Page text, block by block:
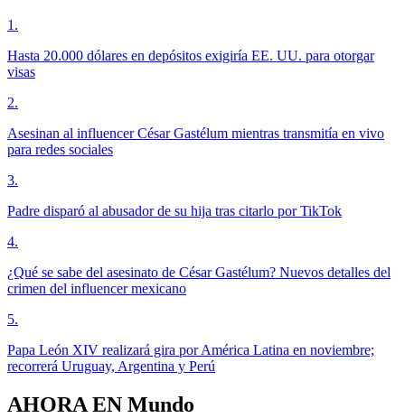
1 .
Hasta 20.000 dólares en depósitos exigiría EE. UU. para otorgar
visas
2.
Asesinan al influencer César Gastélum mientras transmitía en vivo
para redes sociales
3.
Padre disparó al abusador de su hija tras citarlo por TikTok
4.
¿Qué se sabe del asesinato de César Gastélum? Nuevos detalles del
crimen del influencer mexicano
5.
Papa León XIV realizará gira por América Latina en noviembre;
recorrerá Uruguay, Argentina y Perú
AHORA EN Mundo